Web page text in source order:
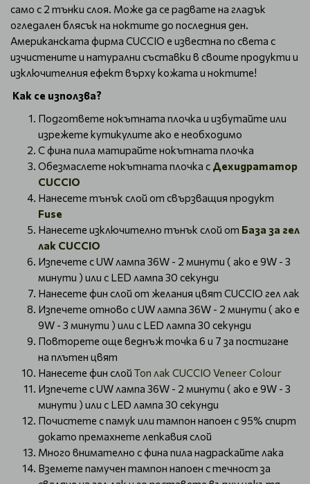
само с 2 тънки слоя. Може да се радвате на гладък
огледален блясък на ноктите до последния ден.
Американската фирма CUCCIO е известна по света с
изчистените и натурални съставки в своите продукти и
изключителния ефект върху кожата и ноктите!
Как се използва?
Подгответе нокътната плочка и избутайте или
изрежете кутикулите ако е необходимо
С фина пила матирайте нокътната плочка
Обезмаслете нокътната плочка с Дехидрататор
CUCCIO
Нанесете тънък слой от свързващия продукт
Fuse
Нанесете изключително тънък слой от База за гел
лак CUCCIO
Изпечете с UW лампа 36W - 2 минути ( ако е 9W - 3
минути ) или с LED лампа 30 секунди
Нанесете фин слой от желания цвят CUCCIO гел лак
Изпечете отново с UW лампа 36W - 2 минути ( ако е
9W - 3 минути ) или с LED лампа 30 секунди
Повторете още веднъж точка 6 и 7 за постигане
на плътен цвят
Нанесете фин слой Топ лак CUCCIO Veneer Colour
Изпечете с UW лампа 36W - 2 минути ( ако е 9W - 3
минути ) или с LED лампа 30 секунди
Почистете с памук или тампон напоен с 95% спирт
докато премахнете лепкавия слой
Много внимателно с фина пила надраскайте лака
Вземете памучен тампон напоен с течност за